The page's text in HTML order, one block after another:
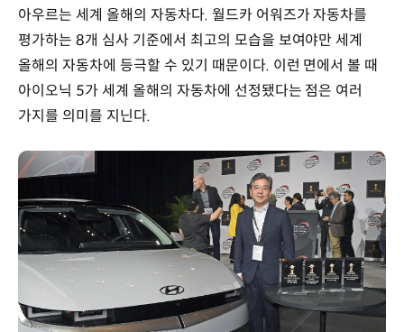
아우르는 세계 올해의 자동차다. 월드카 어워즈가 자동차를
평가하는 8개 심사 기준에서 최고의 모습을 보여야만 세계
올해의 자동차에 등극할 수 있기 때문이다. 이런 면에서 볼 때
아이오닉 5가 세계 올해의 자동차에 선정됐다는 점은 여러
가지를 의미를 지닌다.